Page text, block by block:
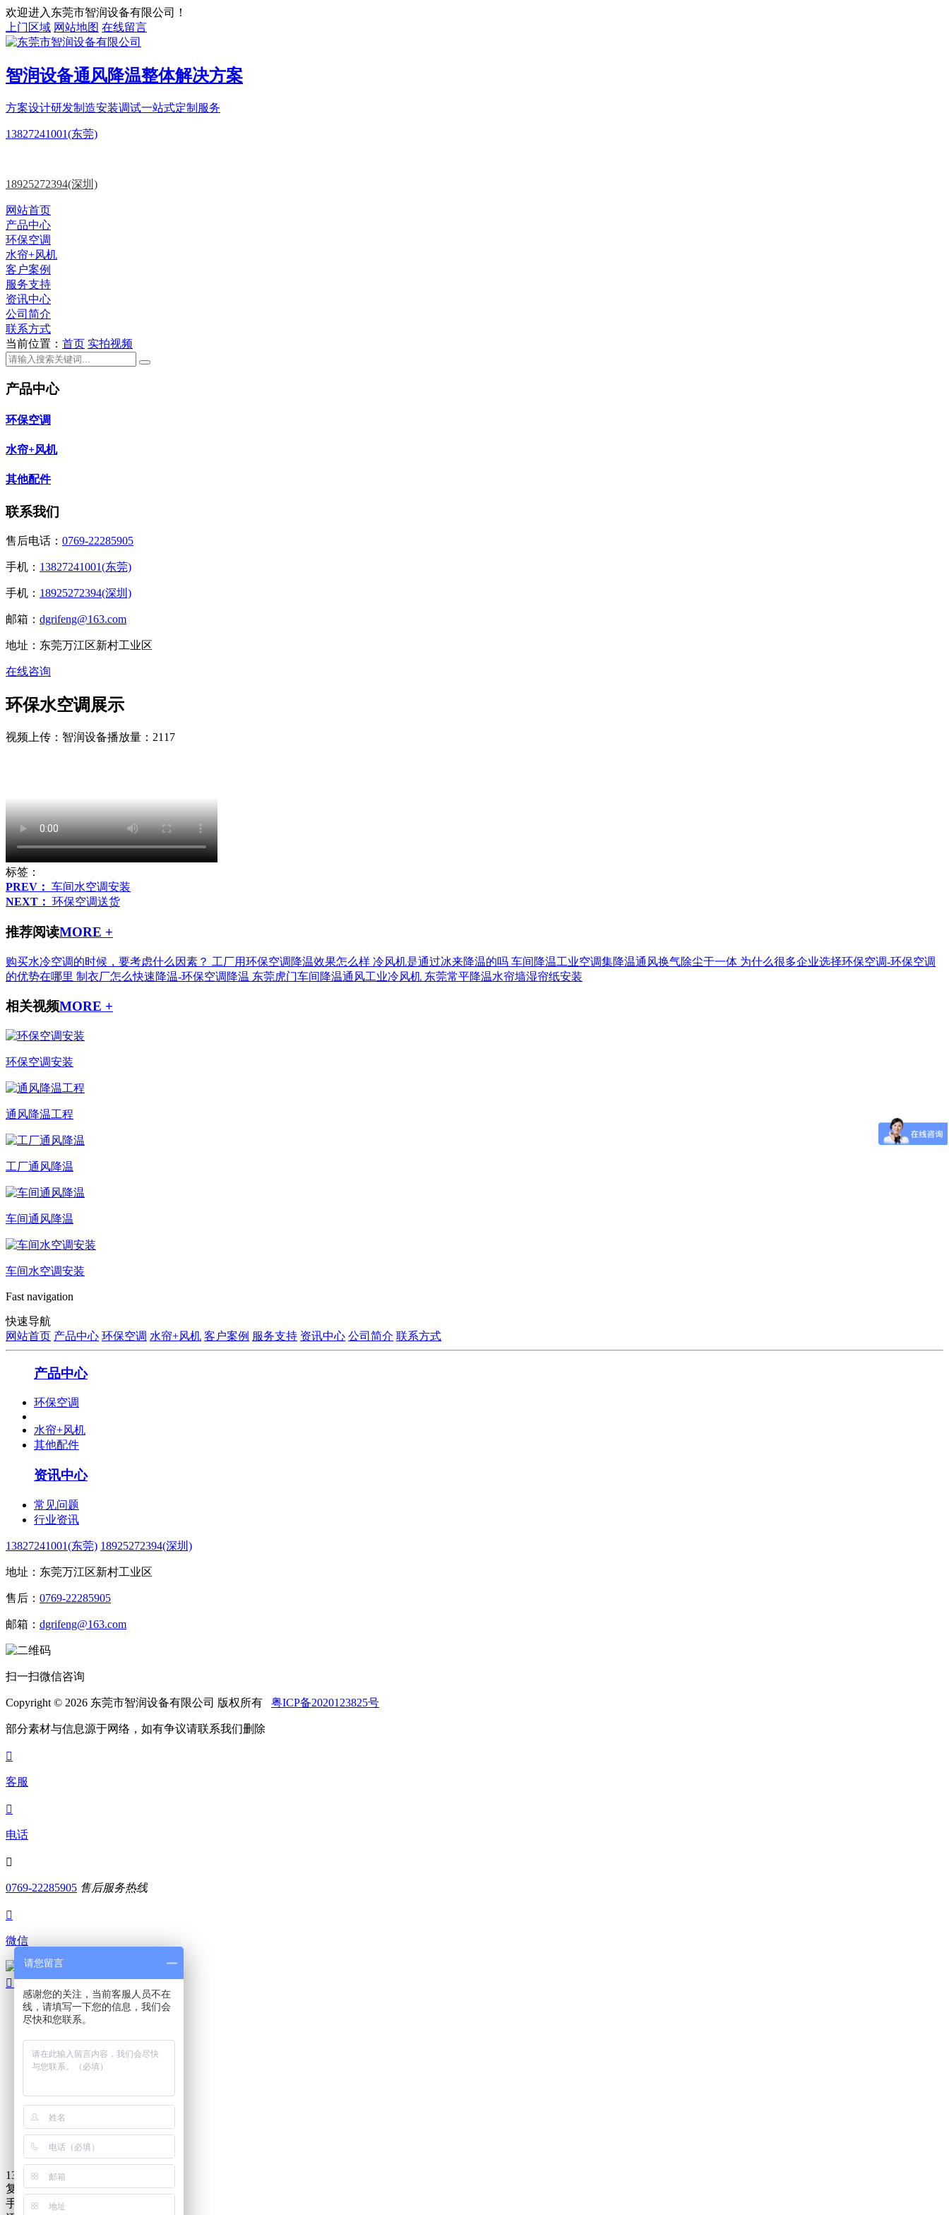
欢迎进入东莞市智润设备有限公司！
上门区域 网站地图 在线留言
智润设备通风降温整体解决方案
方案设计研发制造安装调试一站式定制服务
13827241001(东莞)
18925272394(深圳)
网站首页
产品中心
环保空调
水帘+风机
客户案例
服务支持
资讯中心
公司简介
联系方式
当前位置： 首页 实拍视频
产品中心
环保空调
水帘+风机
其他配件
联系我们
售后电话： 0769-22285905
手机： 13827241001(东莞)
手机： 18925272394(深圳)
邮箱： dgrifeng@163.com
地址：东莞万江区新村工业区
在线咨询
环保水空调展示
视频上传：智润设备播放量：2117
标签：
PREV： 车间水空调安装
NEXT： 环保空调送货
推荐阅读MORE +
购买水冷空调的时候，要考虑什么因素？ 工厂用环保空调降温效果怎么样 冷风机是通过冰来降温的吗 车间降温工业空调集降温通风换气除尘于一体 为什么很多企业选择环保空调-环保空调
的优势在哪里 制衣厂怎么快速降温-环保空调降温 东莞虎门车间降温通风工业冷风机 东莞常平降温水帘墙湿帘纸安装
相关视频MORE +
环保空调安装
通风降温工程
工厂通风降温
车间通风降温
车间水空调安装
Fast navigation
快速导航
网站首页 产品中心 环保空调 水帘+风机 客户案例 服务支持 资讯中心 公司简介 联系方式
产品中心
环保空调
水帘+风机
其他配件
资讯中心
常见问题
行业资讯
13827241001(东莞) 18925272394(深圳)
地址：东莞万江区新村工业区
售后： 0769-22285905
邮箱： dgrifeng@163.com
扫一扫微信咨询
Copyright © 2026 东莞市智润设备有限公司 版权所有 粤ICP备2020123825号
部分素材与信息源于网络，如有争议请联系我们删除

客服

电话

0769-22285905 售后服务热线

微信
 顶部

电话咨询

在线咨询

QQ咨询

返回首页
13827241001
复制成功
手机/微信号:
请您留言
感谢您的关注，当前客服人员不在
线，请填写一下您的信息，我们会
尽快和您联系。